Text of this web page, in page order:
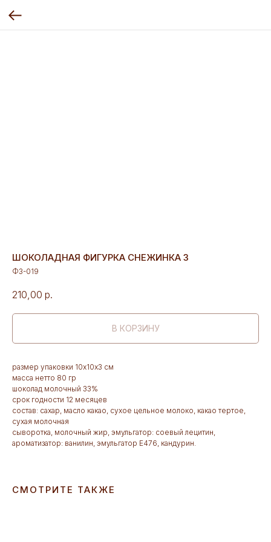
ШОКОЛАДНАЯ ФИГУРКА СНЕЖИНКА 3
Ф3-019
210,00 р.
В КОРЗИНУ
размер упаковки 10х10х3 см
масса нетто 80 гр
шоколад молочный 33%
срок годности 12 месяцев
состав: сахар, масло какао, сухое цельное молоко, какао тертое,
сухая молочная
сыворотка, молочный жир, эмульгатор: соевый лецитин,
ароматизатор: ванилин, эмульгатор Е476, кандурин.
СМОТРИТЕ ТАКЖЕ